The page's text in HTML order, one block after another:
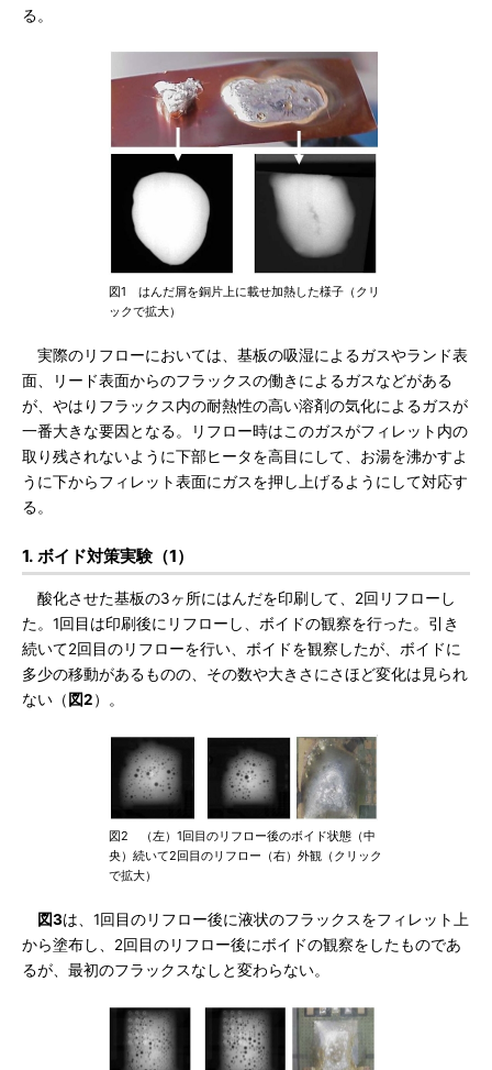
る。
図1 はんだ屑を銅片上に載せ加熱した様子（クリ
ックで拡大）
実際のリフローにおいては、基板の吸湿によるガスやランド表
面、リード表面からのフラックスの働きによるガスなどがある
が、やはりフラックス内の耐熱性の高い溶剤の気化によるガスが
一番大きな要因となる。リフロー時はこのガスがフィレット内の
取り残されないように下部ヒータを高目にして、お湯を沸かすよ
うに下からフィレット表面にガスを押し上げるようにして対応す
る。
1. ボイド対策実験（1）
酸化させた基板の3ヶ所にはんだを印刷して、2回リフローし
た。1回目は印刷後にリフローし、ボイドの観察を行った。引き
続いて2回目のリフローを行い、ボイドを観察したが、ボイドに
多少の移動があるものの、その数や大きさにさほど変化は見られ
ない（ 図2）。
図2 （左）1回目のリフロー後のボイド状態（中
央）続いて2回目のリフロー（右）外観（クリック
で拡大）
図3は、1回目のリフロー後に液状のフラックスをフィレット上
から塗布し、2回目のリフロー後にボイドの観察をしたものであ
るが、最初のフラックスなしと変わらない。